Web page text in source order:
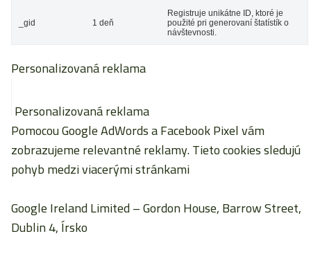
_gid 1 deň
Registruje unikátne ID, ktoré je
použité pri generovaní štatístík o
návštevnosti.
Personalizovaná reklama
Personalizovaná reklama
Pomocou Google AdWords a Facebook Pixel vám
zobrazujeme relevantné reklamy. Tieto cookies sledujú
pohyb medzi viacerými stránkami
Google Ireland Limited– Gordon House, Barrow Street,
Dublin 4, Írsko